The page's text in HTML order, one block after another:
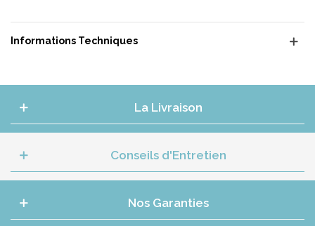
Informations Techniques
La Livraison
Conseils d'Entretien
Nos Garanties